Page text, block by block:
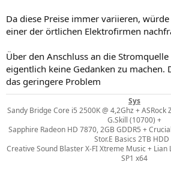
Da diese Preise immer variieren,
einer der örtlichen Elektrofirmen
Über den Anschluss an die
eigentlich keine Gedanken zu machen.
das geringere Problem
Sys
Sandy Bridge Core i5 2500K @ 4,2Ghz +
G.Skill (10700) +
Sapphire Radeon HD 7870, 2GB GDDR5 +
Stor.E Basics 2TB HDD
Creative Sound Blaster X-FI Xtreme Music + Lian
SP1 x64